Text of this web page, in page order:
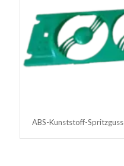
ABS-Kunststoff-Spritzguss